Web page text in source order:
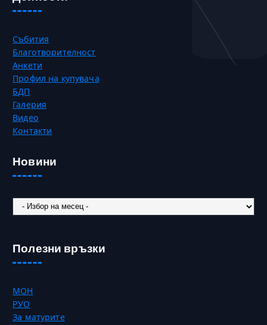
Събития
Благотворителност
Анкети
Профил на купувача
БДП
Галерия
Видео
Контакти
Новини
Новини
Полезни връзки
МОН
РУО
За матурите